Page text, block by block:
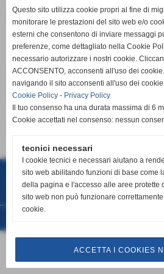
Invia
Collegio
cognome e nome ruolo
Giuseppe Chelli
Maria Grazia Napoli
Arc. di Misericordia di San
Via A. Conti n°40-44 - San
C.F
P.iva 02445380500
Tel.0571418200
Questo sito utilizza cookie propri al fine di
monitorare le prestazioni del sito web e/o
esterni che consentono di inviare messaggi
preferenze, come dettagliato nella Cookie
necessario autorizzare i nostri cookie.
ACCONSENTO, acconsenti all'uso dei
navigando il sito acconsenti all'uso dei
Cookie Policy - Privacy Policy
Il tuo consenso ha una durata massima di 6
Cookie accettati nel consenso: nessun
tecnici necessari
I cookie tecnici e necessari aiutano a
sito web abilitando funzioni di base come
della pagina e l'accesso alle aree protette
sito web non può funzionare
cookie.
ACCETTA I COOKIES